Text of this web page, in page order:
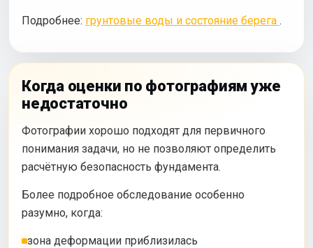
Подробнее: грунтовые воды и состояние берега .
Когда оценки по фотографиям уже
недостаточно
Фотографии хорошо подходят для первичного
понимания задачи, но не позволяют определить
расчётную безопасность фундамента.
Более подробное обследование особенно
разумно, когда:
зона деформации приблизилась